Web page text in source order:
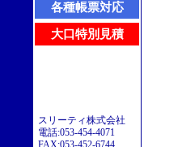
各種帳票対応
大口特別見積
スリーティ株式会社
電話:053-454-4071
FAX:053-452-6744